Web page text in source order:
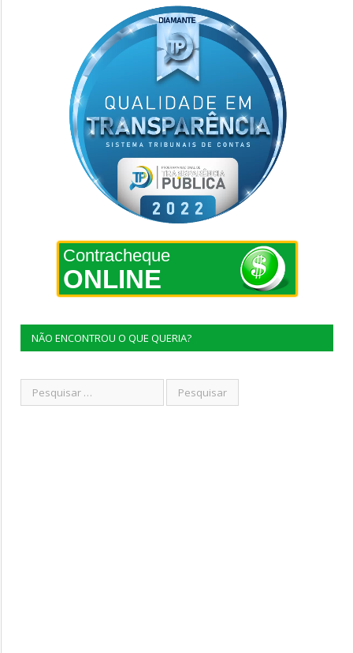
Contracheque
ONLINE
NÃO ENCONTROU O QUE QUERIA?